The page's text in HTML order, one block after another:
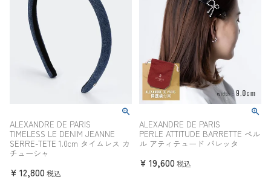
ALEXANDRE DE PARIS
TIMELESS LE DENIM JEANNE
SERRE-TETE 1.0cm タイムレス カ
チューシャ
¥ 12,800 税込
ALEXANDRE DE PARIS
PERLE ATTITUDE BARRETTE ペル
ル アティテュード バレッタ
¥ 19,600 税込